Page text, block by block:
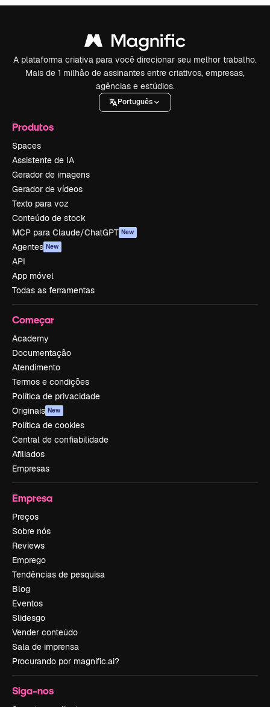
A plataforma criativa para você direcionar seu melhor trabalho.
Mais de 1 milhão de assinantes entre criativos, empresas,
agências e estúdios.
Português
Produtos
Spaces
Assistente de IA
Gerador de imagens
Gerador de vídeos
Texto para voz
Conteúdo de stock
MCP para Claude/ChatGPT New
Agentes New
API
App móvel
Todas as ferramentas
Começar
Academy
Documentação
Atendimento
Termos e condições
Política de privacidade
Originais New
Política de cookies
Central de confiabilidade
Afiliados
Empresas
Empresa
Preços
Sobre nós
Reviews
Emprego
Tendências de pesquisa
Blog
Eventos
Slidesgo
Vender conteúdo
Sala de imprensa
Procurando por magnific.ai?
Siga-nos